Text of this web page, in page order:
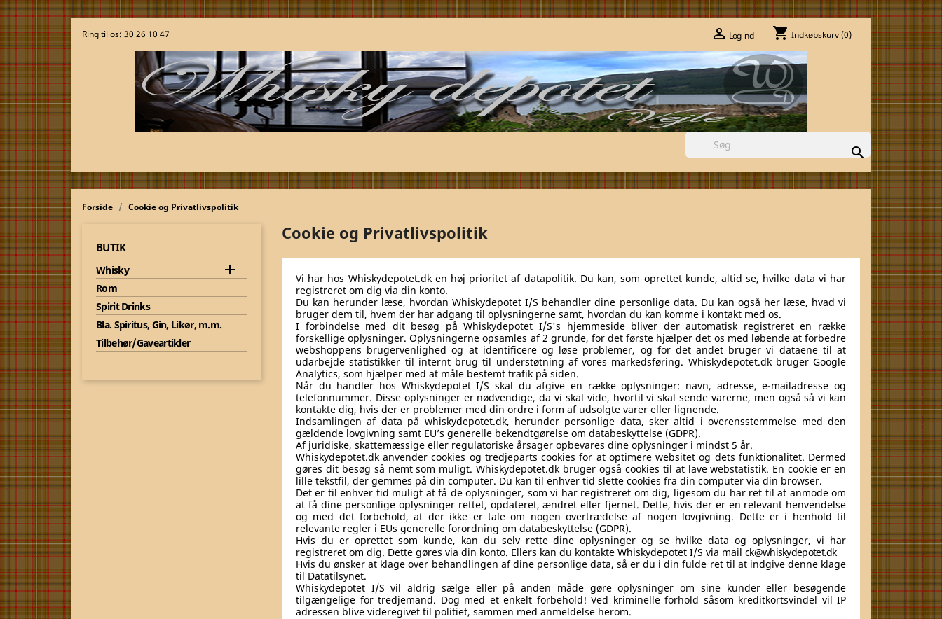
Ring til os: 30 26 10 47  Log ind shopping_cart Indkøbskurv(0)

Forside Cookie og Privatlivspolitik
BUTIK
Whisky 
Rom
Spirit Drinks
Bla. Spiritus, Gin, Likør, m.m.
Tilbehør/Gaveartikler
Cookie og Privatlivspolitik
Vi har hos Whiskydepotet.dk en høj prioritet af datapolitik. Du kan, som oprettet kunde, altid se, hvilke data vi har
registreret om dig via din konto.
Du kan herunder læse, hvordan Whiskydepotet I/S behandler dine personlige data. Du kan også her læse, hvad vi
bruger dem til, hvem der har adgang til oplysningerne samt, hvordan du kan komme i kontakt med os.
I forbindelse med dit besøg på Whiskydepotet I/S's hjemmeside bliver der automatisk registreret en række
forskellige oplysninger. Oplysningerne opsamles af 2 grunde, for det første hjælper det os med løbende at forbedre
webshoppens brugervenlighed og at identificere og løse problemer, og for det andet bruger vi dataene til at
udarbejde statistikker til internt brug til understøtning af vores markedsføring. Whiskydepotet.dk bruger Google
Analytics, som hjælper med at måle bestemt trafik på siden.
Når du handler hos Whiskydepotet I/S skal du afgive en række oplysninger: navn, adresse, e-mailadresse og
telefonnummer. Disse oplysninger er nødvendige, da vi skal vide, hvortil vi skal sende varerne, men også så vi kan
kontakte dig, hvis der er problemer med din ordre i form af udsolgte varer eller lignende.
Indsamlingen af data på whiskydepotet.dk, herunder personlige data, sker altid i overensstemmelse med den
gældende lovgivning samt EU’s generelle bekendtgørelse om databeskyttelse (GDPR).
Af juridiske, skattemæssige eller regulatoriske årsager opbevares dine oplysninger i mindst 5 år.
Whiskydepotet.dk anvender cookies og tredjeparts cookies for at optimere websitet og dets funktionalitet. Dermed
gøres dit besøg så nemt som muligt. Whiskydepotet.dk bruger også cookies til at lave webstatistik. En cookie er en
lille tekstfil, der gemmes på din computer. Du kan til enhver tid slette cookies fra din computer via din browser.
Det er til enhver tid muligt at få de oplysninger, som vi har registreret om dig, ligesom du har ret til at anmode om
at få dine personlige oplysninger rettet, opdateret, ændret eller fjernet. Dette, hvis der er en relevant henvendelse
og med det forbehold, at der ikke er tale om nogen overtrædelse af nogen lovgivning. Dette er i henhold til
relevante regler i EUs generelle forordning om databeskyttelse (GDPR).
Hvis du er oprettet som kunde, kan du selv rette dine oplysninger og se hvilke data og oplysninger, vi har
registreret om dig. Dette gøres via din konto. Ellers kan du kontakte Whiskydepotet I/S via mail ck@whiskydepotet.dk
Hvis du ønsker at klage over behandlingen af dine personlige data, så er du i din fulde ret til at indgive denne klage
til Datatilsynet.
Whiskydepotet I/S vil aldrig sælge eller på anden måde gøre oplysninger om sine kunder eller besøgende
tilgængelige for tredjemand. Dog med et enkelt forbehold! Ved kriminelle forhold såsom kreditkortsvindel vil IP
adressen blive videregivet til politiet, sammen med anmeldelse herom.